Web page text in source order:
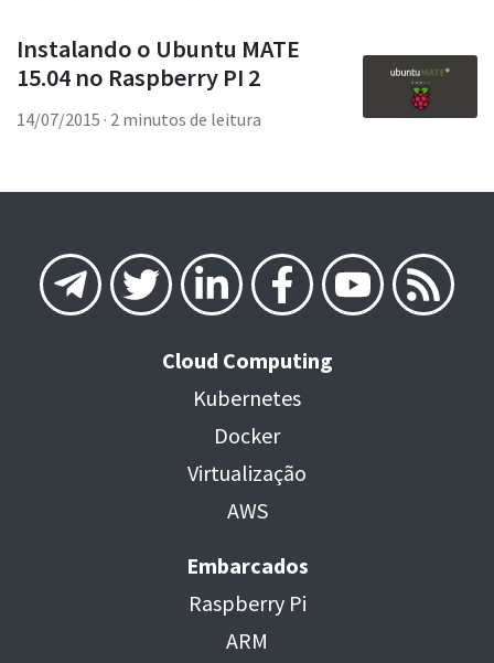
Instalando o Ubuntu MATE
15.04 no Raspberry PI 2
14/07/2015 · 2 minutos de leitura
Cloud Computing
Kubernetes
Docker
Virtualização
AWS
Embarcados
Raspberry Pi
ARM